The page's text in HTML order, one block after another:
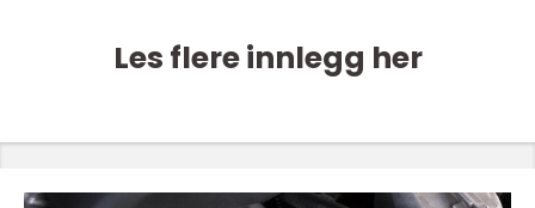
Les flere innlegg her